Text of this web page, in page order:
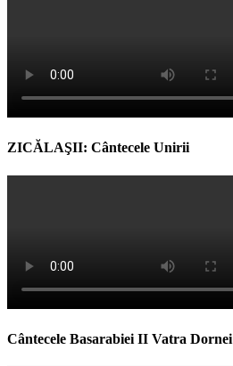
ZICĂLAŞII: Cântecele Unirii
Cântecele Basarabiei II Vatra Dornei